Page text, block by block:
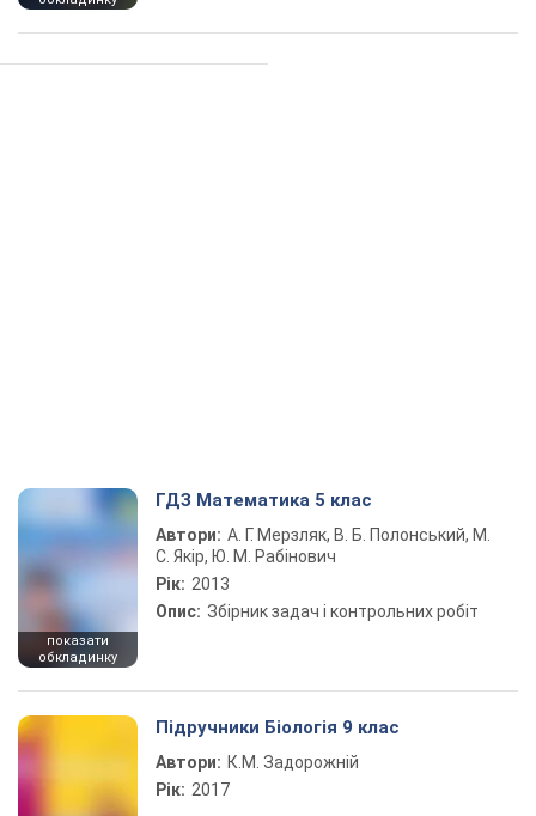
показати
обкладинку
ГДЗ Математика 5 клас
Автори: А. Г. Мерзляк, В. Б. Полонський, М.
С. Якір, Ю. М. Рабінович
Рік: 2013
Опис: Збірник задач і контрольних робіт
Підручники Біологія 9 клас
Автори: К.М. Задорожній
Рік: 2017